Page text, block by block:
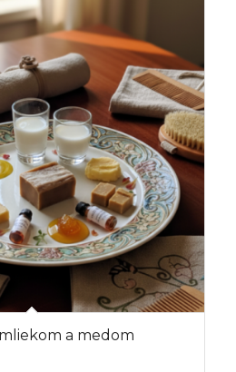
a medom